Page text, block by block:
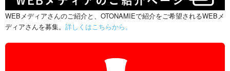
WEBメディアさんのご紹介と、OTONAMIEで紹介をご希望されるWEBメ
ディアさんを募集。 詳しくはこちらから。